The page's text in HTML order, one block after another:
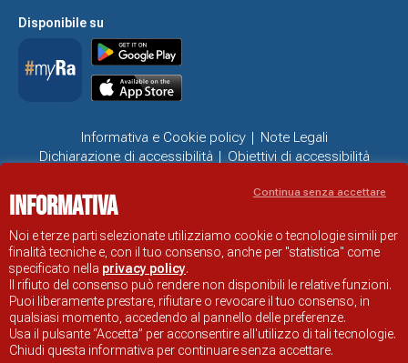
Disponibile su
Informativa e Cookie policy
Note Legali
Dichiarazione di accessibilità
Obiettivi di accessibilità
SITO UFFICIALE DI INFORMAZIONE TURISTICA DI RAVENNA
Informativa
Noi e terze parti selezionate utilizziamo cookie o tecnologie simili per
finalità tecniche e, con il tuo consenso, anche per "statistica" come
specificato nella privacy policy.
Il rifiuto del consenso può rendere non disponibili le relative funzioni.
Puoi liberamente prestare, rifiutare o revocare il tuo consenso, in
qualsiasi momento, accedendo al pannello delle preferenze.
Usa il pulsante “Accetta” per acconsentire all'utilizzo di tali tecnologie.
Chiudi questa informativa per continuare senza accettare.
Continua senza accettare